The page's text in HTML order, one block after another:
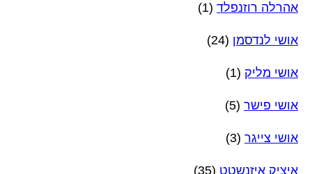
אהרלה רוזנפלד (1)
אושי לנדסמן (24)
אושי מליק (1)
אושי פישר (5)
אושי צייגר (3)
איציק איזנשטט (35)